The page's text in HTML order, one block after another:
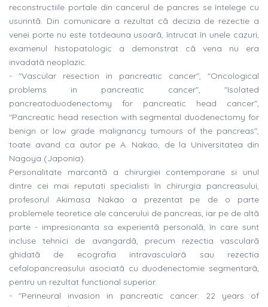
reconstructiile portale din cancerul de pancres se întelege cu
usurintã. Din comunicare a rezultat cã decizia de rezectie a
venei porte nu este totdeauna usoarã, întrucat în unele cazuri,
examenul histopatologic a demonstrat cã vena nu era
invadatã neoplazic.
- "Vascular resection in pancreatic cancer", "Oncological
problems in pancreatic cancer", "Isolated
pancreatoduodenectomy for pancreatic head cancer",
"Pancreatic head resection with segmental duodenectomy for
benign or low grade malignancy tumours of the pancreas",
toate avand ca autor pe A. Nakao, de la Universitatea din
Nagoya (Japonia).
Personalitate marcantã a chirurgiei contemporane si unul
dintre cei mai reputati specialisti în chirurgia pancreasului,
profesorul Akimasa Nakao a prezentat pe de o parte
problemele teoretice ale cancerului de pancreas, iar pe de altã
parte - impresionanta sa experientã personalã, în care sunt
incluse tehnici de avangardã, precum rezectia vascularã
ghidatã de ecografia intravascularã sau rezectia
cefalopancreasului asociatã cu duodenectomie segmentarã,
pentru un rezultat functional superior.
- "Perineural invasion in pancreatic cancer: 22 years of